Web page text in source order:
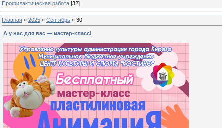
Профилактическая работа [32]
Главная » 2025 » Сентябрь » 30
А у нас для вас — мастер-класс!